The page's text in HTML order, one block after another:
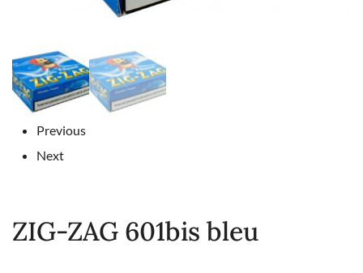
Previous
Next
ZIG-ZAG 601bis bleu